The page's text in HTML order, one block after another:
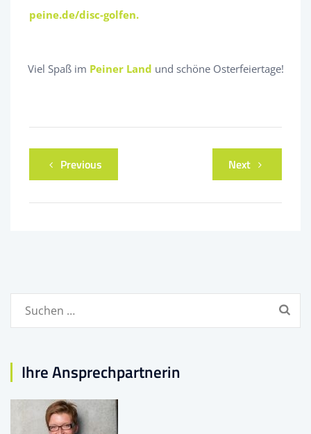
peine.de/disc-golfen.
Viel Spaß im Peiner Land und schöne Osterfeiertage!
Previous Next
Suchen
Ihre Ansprechpartnerin